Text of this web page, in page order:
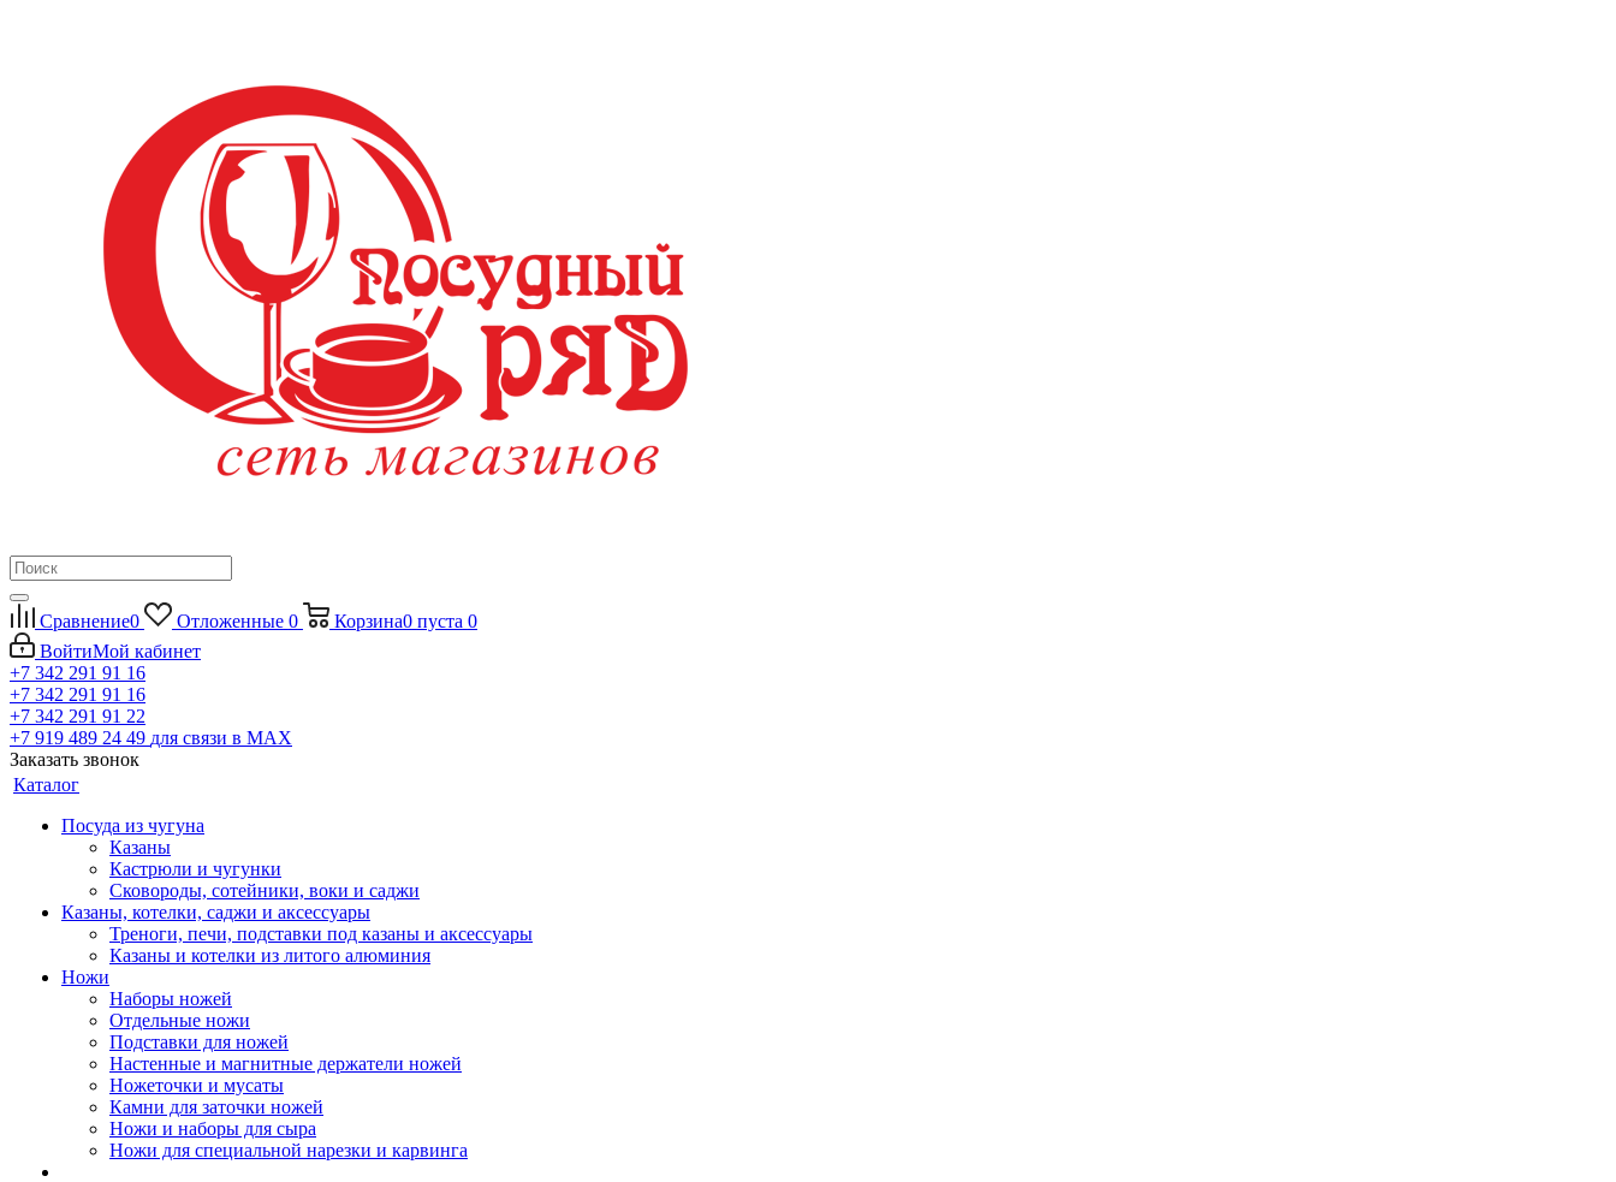
Сравнение0 Отложенные 0 Корзина0 пуста 0
ВойтиМой кабинет
+7 342 291 91 16
+7 342 291 91 16
+7 342 291 91 22
+7 919 489 24 49 для связи в МАХ
Заказать звонок
Каталог
Посуда из чугуна
Казаны
Кастрюли и чугунки
Сковороды, сотейники, воки и саджи
Казаны, котелки, саджи и аксессуары
Треноги, печи, подставки под казаны и аксессуары
Казаны и котелки из литого алюминия
Ножи
Наборы ножей
Отдельные ножи
Подставки для ножей
Настенные и магнитные держатели ножей
Ножеточки и мусаты
Камни для заточки ножей
Ножи и наборы для сыра
Ножи для специальной нарезки и карвинга